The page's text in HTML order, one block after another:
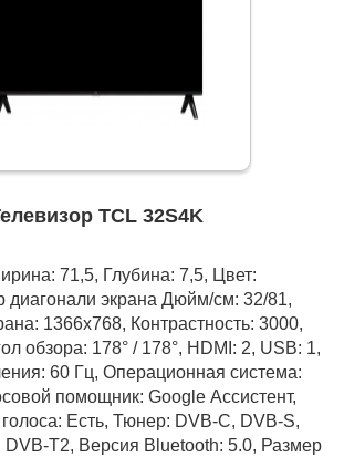
TCL 32S4K
71,5, Глубина: 7,5, Цвет:
диагонали экрана Дюйм/см: 32/81,
1366x768, Контрастность: 3000,
обзора: 178° / 178°, HDMI: 2, USB: 1,
60 Гц, Операционная система:
помощник: Google Ассистент,
Есть, Тюнер: DVB-C, DVB-S,
DVB-T2, Версия Bluetooth: 5.0, Размер